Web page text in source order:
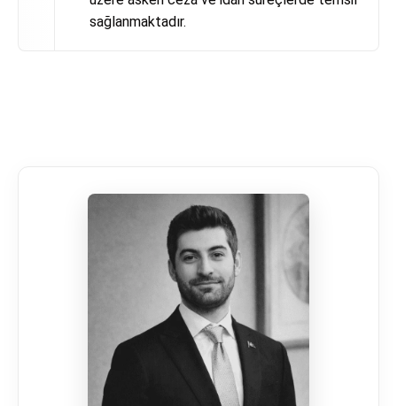
sağlanmaktadır.